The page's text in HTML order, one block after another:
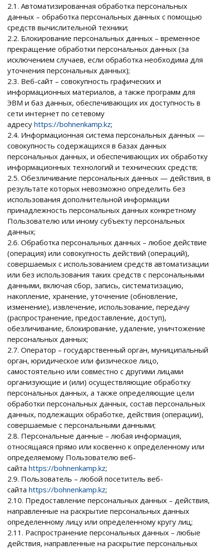
2.1. Автоматизированная обработка персональных
данных – обработка персональных данных с помощью
средств вычислительной техники;
2.2. Блокирование персональных данных – временное
прекращение обработки персональных данных (за
исключением случаев, если обработка необходима для
уточнения персональных данных);
2.3. Веб-сайт – совокупность графических и
информационных материалов, а также программ для
ЭВМ и баз данных, обеспечивающих их доступность в
сети интернет по сетевому
адресу https://bohnenkamp.kz;
2.4. Информационная система персональных данных —
совокупность содержащихся в базах данных
персональных данных, и обеспечивающих их обработку
информационных технологий и технических средств;
2.5. Обезличивание персональных данных — действия, в
результате которых невозможно определить без
использования дополнительной информации
принадлежность персональных данных конкретному
Пользователю или иному субъекту персональных
данных;
2.6. Обработка персональных данных – любое действие
(операция) или совокупность действий (операций),
совершаемых с использованием средств автоматизации
или без использования таких средств с персональными
данными, включая сбор, запись, систематизацию,
накопление, хранение, уточнение (обновление,
изменение), извлечение, использование, передачу
(распространение, предоставление, доступ),
обезличивание, блокирование, удаление, уничтожение
персональных данных;
2.7. Оператор – государственный орган, муниципальный
орган, юридическое или физическое лицо,
самостоятельно или совместно с другими лицами
организующие и (или) осуществляющие обработку
персональных данных, а также определяющие цели
обработки персональных данных, состав персональных
данных, подлежащих обработке, действия (операции),
совершаемые с персональными данными;
2.8. Персональные данные – любая информация,
относящаяся прямо или косвенно к определенному или
определяемому Пользователю веб-
сайта https://bohnenkamp.kz;
2.9. Пользователь – любой посетитель веб-
сайта https://bohnenkamp.kz;
2.10. Предоставление персональных данных – действия,
направленные на раскрытие персональных данных
определенному лицу или определенному кругу лиц;
2.11. Распространение персональных данных – любые
действия, направленные на раскрытие персональных